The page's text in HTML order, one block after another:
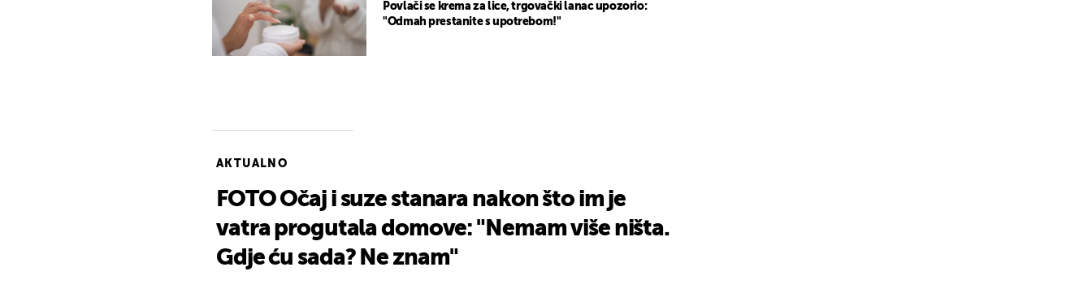
Povlači se krema za lice, trgovački lanac upozorio:
"Odmah prestanite s upotrebom!"
AKTUALNO
FOTO Očaj i suze stanara nakon što im je
vatra progutala domove: "Nemam više ništa.
Gdje ću sada? Ne znam"